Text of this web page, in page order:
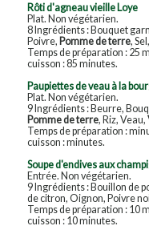
Rôti d'agneau vieille Loye
Plat. Non végétarien.
8 Ingrédients : Bouquet
Poivre, Pomme de terre, Sel,
Temps de préparation : 25
cuisson : 85 minutes.
Paupiettes de veau à la
Plat. Non végétarien.
9 Ingrédients : Beurre,
Pomme de terre, Riz, Veau,
Temps de préparation :
cuisson : minutes.
Soupe d'endives aux
Entrée. Non végétarien.
9 Ingrédients : Bouillon de
de citron, Oignon, Poivre
Temps de préparation : 10
cuisson : 10 minutes.